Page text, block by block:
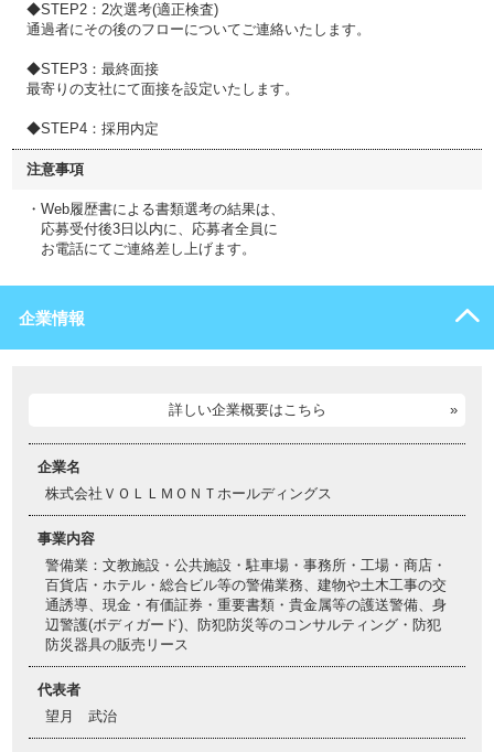
◆STEP2：2次選考(適正検査)
通過者にその後のフローについてご連絡いたします。
◆STEP3：最終面接
最寄りの支社にて面接を設定いたします。
◆STEP4：採用内定
注意事項
・Web履歴書による書類選考の結果は、
応募受付後3日以内に、応募者全員に
お電話にてご連絡差し上げます。
企業情報
詳しい企業概要はこちら
企業名
株式会社ＶＯＬＬＭＯＮＴホールディングス
事業内容
警備業：文教施設・公共施設・駐車場・事務所・工場・商店・
百貨店・ホテル・総合ビル等の警備業務、建物や土木工事の交
通誘導、現金・有価証券・重要書類・貴金属等の護送警備、身
辺警護(ボディガード)、防犯防災等のコンサルティング・防犯
防災器具の販売リース
代表者
望月 武治